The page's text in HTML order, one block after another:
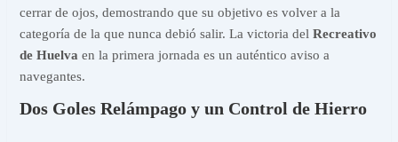
cerrar de ojos, demostrando que su objetivo es volver a la
categoría de la que nunca debió salir. La victoria delRecreativo
de Huelva en la primera jornada es un auténtico aviso a
navegantes.
Dos Goles Relámpago y un Control de Hierro